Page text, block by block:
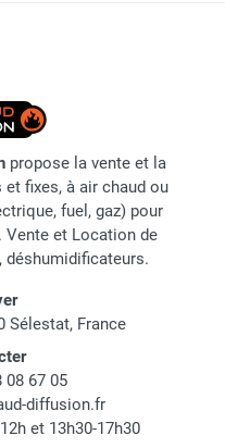
propose la vente et la
fixes, à air chaud ou
fuel, gaz) pour
Vente et Location de
Sélestat, France
08 67 05
diffusion.fr
et 13h30-17h30